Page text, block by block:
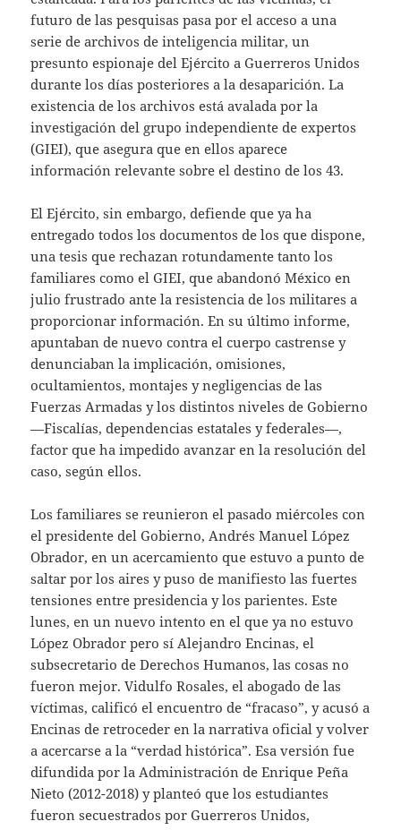
futuro de las pesquisas pasa por el acceso a una
serie de archivos de inteligencia militar, un
presunto espionaje del Ejército a Guerreros Unidos
durante los días posteriores a la desaparición. La
existencia de los archivos está avalada por la
investigación del grupo independiente de expertos
(GIEI), que asegura que en ellos aparece
información relevante sobre el destino de los 43.
El Ejército, sin embargo, defiende que ya ha
entregado todos los documentos de los que dispone,
una tesis que rechazan rotundamente tanto los
familiares como el GIEI, que abandonó México en
julio frustrado ante la resistencia de los militares a
proporcionar información. En su último informe,
apuntaban de nuevo contra el cuerpo castrense y
denunciaban la implicación, omisiones,
ocultamientos, montajes y negligencias de las
Fuerzas Armadas y los distintos niveles de Gobierno
—Fiscalías, dependencias estatales y federales—,
factor que ha impedido avanzar en la resolución del
caso, según ellos.
Los familiares se reunieron el pasado miércoles con
el presidente del Gobierno, Andrés Manuel López
Obrador, en un acercamiento que estuvo a punto de
saltar por los aires y puso de manifiesto las fuertes
tensiones entre presidencia y los parientes. Este
lunes, en un nuevo intento en el que ya no estuvo
López Obrador pero sí Alejandro Encinas, el
subsecretario de Derechos Humanos, las cosas no
fueron mejor. Vidulfo Rosales, el abogado de las
víctimas, calificó el encuentro de “fracaso”, y acusó a
Encinas de retroceder en la narrativa oficial y volver
a acercarse a la “verdad histórica”. Esa versión fue
difundida por la Administración de Enrique Peña
Nieto (2012-2018) y planteó que los estudiantes
fueron secuestrados por Guerreros Unidos,